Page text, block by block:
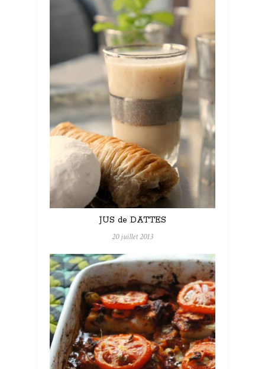
JUS de DATTES
20 juillet 2013